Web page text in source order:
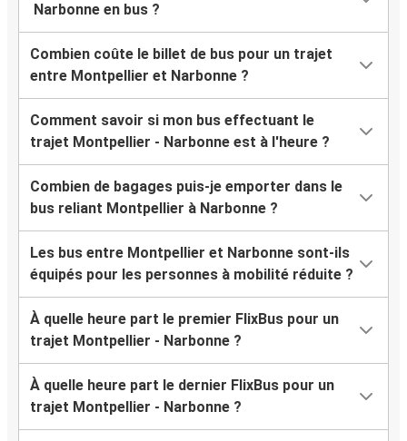
Narbonne en bus ?
Combien coûte le billet de bus pour un trajet
entre Montpellier et Narbonne ?
Comment savoir si mon bus effectuant le
trajet Montpellier - Narbonne est à l'heure ?
Combien de bagages puis-je emporter dans le
bus reliant Montpellier à Narbonne ?
Les bus entre Montpellier et Narbonne sont-ils
équipés pour les personnes à mobilité réduite ?
À quelle heure part le premier FlixBus pour un
trajet Montpellier - Narbonne ?
À quelle heure part le dernier FlixBus pour un
trajet Montpellier - Narbonne ?